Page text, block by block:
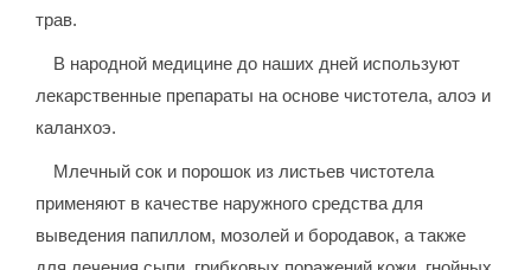
трав.
В народной медицине до наших дней используют
лекарственные препараты на основе чистотела, алоэ и
каланхоэ.
Млечный сок и порошок из листьев чистотела
применяют в качестве наружного средства для
выведения папиллом, мозолей и бородавок, а также